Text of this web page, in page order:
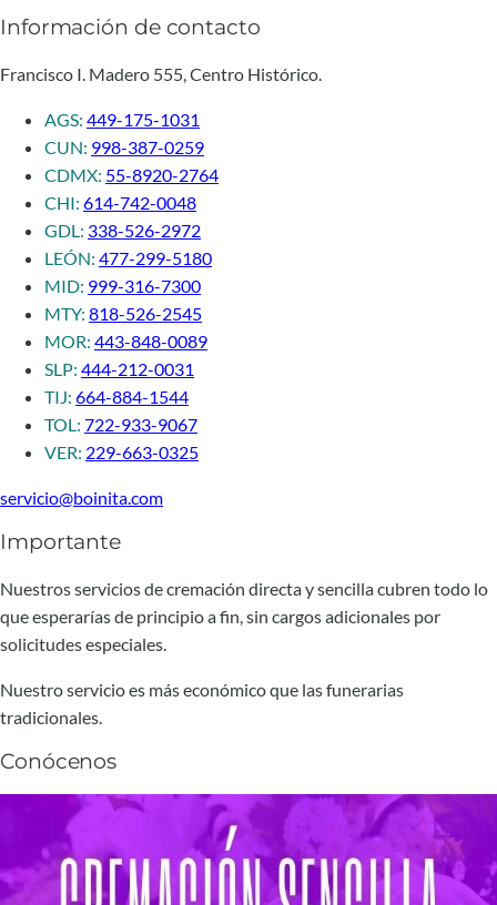
Información de contacto
Francisco I. Madero 555, Centro Histórico.
AGS: 449-175-1031
CUN: 998-387-0259
CDMX: 55-8920-2764
CHI: 614-742-0048
GDL: 338-526-2972
LEÓN: 477-299-5180
MID: 999-316-7300
MTY: 818-526-2545
MOR: 443-848-0089
SLP: 444-212-0031
TIJ: 664-884-1544
TOL: 722-933-9067
VER: 229-663-0325
servicio@boinita.com
Importante
Nuestros servicios de cremación directa y sencilla cubren todo lo
que esperarías de principio a fin, sin cargos adicionales por
solicitudes especiales.
Nuestro servicio es más económico que las funerarias
tradicionales.
Conócenos